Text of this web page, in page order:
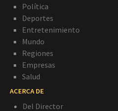
Política
Deportes
Entretenimiento
Mundo
Regiones
Empresas
Salud
ACERCA DE
Del Director